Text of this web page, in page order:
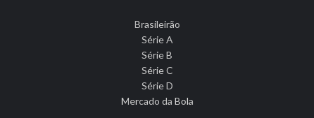
Brasileirão
Série A
Série B
Série C
Série D
Mercado da Bola